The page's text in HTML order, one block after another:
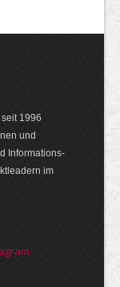
1996
und
Infor­mations­
im